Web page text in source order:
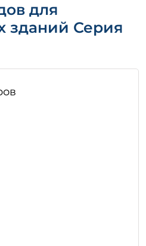
для
зданий Серия